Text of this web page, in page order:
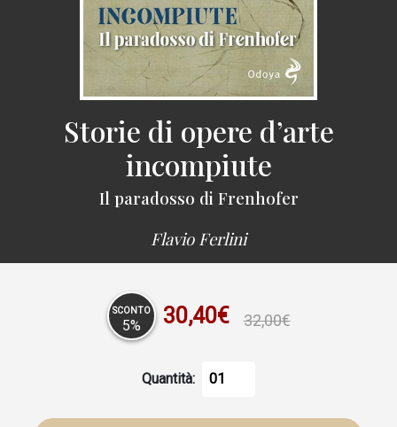
Storie di opere d’arte
incompiute
Il paradosso di Frenhofer
Flavio Ferlini
SCONTO
5% 30,40€ 32,00€
Quantità: